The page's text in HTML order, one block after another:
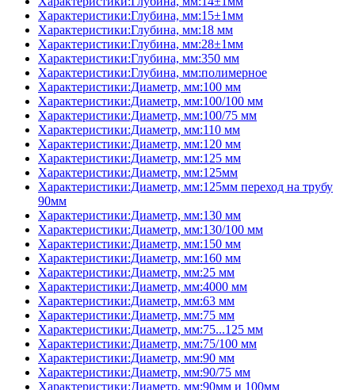
Характеристики:Глубина, мм:15±1мм
Характеристики:Глубина, мм:18 мм
Характеристики:Глубина, мм:28±1мм
Характеристики:Глубина, мм:350 мм
Характеристики:Глубина, мм:полимерное
Характеристики:Диаметр, мм:100 мм
Характеристики:Диаметр, мм:100/100 мм
Характеристики:Диаметр, мм:100/75 мм
Характеристики:Диаметр, мм:110 мм
Характеристики:Диаметр, мм:120 мм
Характеристики:Диаметр, мм:125 мм
Характеристики:Диаметр, мм:125мм
Характеристики:Диаметр, мм:125мм переход на трубу
90мм
Характеристики:Диаметр, мм:130 мм
Характеристики:Диаметр, мм:130/100 мм
Характеристики:Диаметр, мм:150 мм
Характеристики:Диаметр, мм:160 мм
Характеристики:Диаметр, мм:25 мм
Характеристики:Диаметр, мм:4000 мм
Характеристики:Диаметр, мм:63 мм
Характеристики:Диаметр, мм:75 мм
Характеристики:Диаметр, мм:75...125 мм
Характеристики:Диаметр, мм:75/100 мм
Характеристики:Диаметр, мм:90 мм
Характеристики:Диаметр, мм:90/75 мм
Характеристики:Диаметр, мм:90мм и 100мм